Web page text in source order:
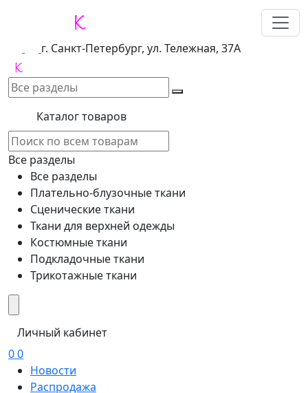
г. Санкт-Петербург, ул. Тележная, 37А
Каталог товаров
Все разделы
Все разделы
Плательно-блузочные ткани
Сценические ткани
Ткани для верхней одежды
Костюмные ткани
Подкладочные ткани
Трикотажные ткани
Личный кабинет
00
Новости
Распродажа